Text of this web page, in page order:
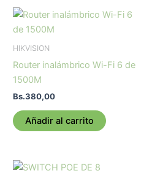
HIKVISION
Router inalámbrico Wi-Fi 6 de
1500M
Bs.380,00
Añadir al carrito